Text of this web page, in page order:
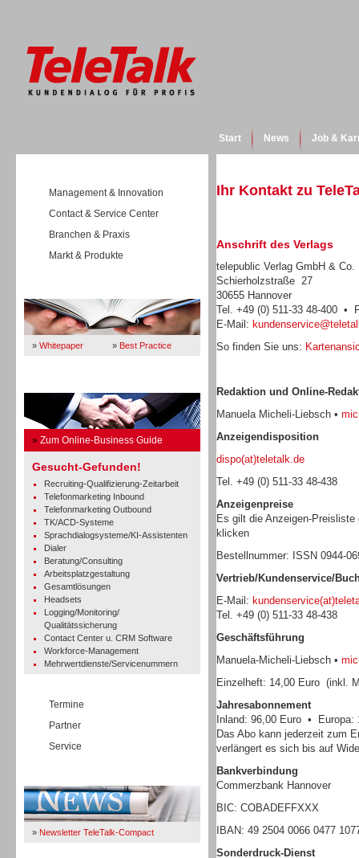
Start News Job &
Management & Innovation
Contact & Service Center
Branchen & Praxis
Markt & Produkte
» Whitepaper » Best Practice
» Zum Online-Business Guide
Gesucht-Gefunden!
Recruiting-Qualifizierung-Zeitarbeit
Telefonmarketing Inbound
Telefonmarketing Outbound
TK/ACD-Systeme
Sprachdialogsysteme/KI-Assistenten
Dialer
Beratung/Consulting
Arbeitsplatzgestaltung
Gesamtlösungen
Headsets
Logging/Monitoring/
Qualitätssicherung
Contact Center u. CRM Software
Workforce-Management
Mehrwertdienste/Servicenummern
Termine
Partner
Service
» Newsletter TeleTalk-Compact
Ihr Kontakt zu
Anschrift des Verlags
telepublic Verlag GmbH & Co.
Schierholzstraße 27
30655 Hannover
Tel. +49 (0) 511-33 48-400 •
E-Mail:
So finden Sie uns:
Redaktion und Online-
Manuela Micheli-Liebsch •
Anzeigendisposition
dispo(at)teletalk.de
Tel. +49 (0) 511-33 48-438
Anzeigenpreise
Es gilt die Anzeigen-
klicken
Bestellnummer: ISSN 0944-
Vertrieb/Kundenservice/
E-Mail:
Tel. +49 (0) 511-33 48-438
Geschäftsführung
Manuela-Micheli-Liebsch •
Einzelheft: 14,00 Euro (inkl.
Jahresabonnement
Inland: 96,00 Euro • Europa:
Das Abo kann jederzeit zum
verlängert es sich bis auf
Bankverbindung
Commerzbank Hannover
BIC: COBADEFFXXX
IBAN: 49 2504 0066 0477
Sonderdruck-Dienst